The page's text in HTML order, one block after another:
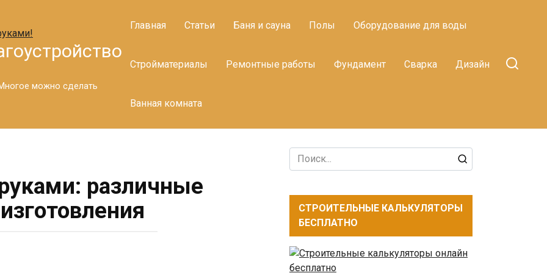
Многое можно сделать
Главная Статьи Баня и сауна Полы Оборудование для воды
Стройматериалы Ремонтные работы Фундамент Сварка Дизайн
Ванная комната
различные
Search
for:
СТРОИТЕЛЬНЫЕ КАЛЬКУЛЯТОРЫ
БЕСПЛАТНО